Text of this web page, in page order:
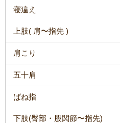
寝違え
上肢( 肩〜指先 )
肩こり
五十肩
ばね指
下肢(臀部・股関節〜指先)